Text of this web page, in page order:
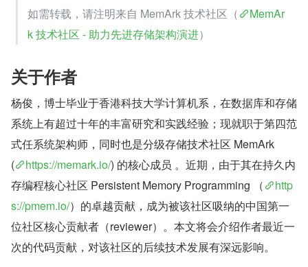
如需转载，请注明来自 MemArk 技术社区（
MemAr
k 技术社区 - 助力先进存储架构演进）
关于作者
杨俊，博士毕业于香港科技大学计算机系，在数据库和存储
系统上有超过十年的丰富研究和实践经验；现就职于第四范
式任系统架构师，同时也是分级存储技术社区 MemArk
(
https://memark.io/) 的核心成员 。近期，由于其在持久内
存编程核心社区 Persistent Memory Programming （
http
s://pmem.io/）的卓越贡献，成为被该社区吸纳的中国第一
位社区核心贡献者（reviewer）。本文将会介绍作者最近一
次的代码贡献，对该社区的后续技术发展有深远影响。